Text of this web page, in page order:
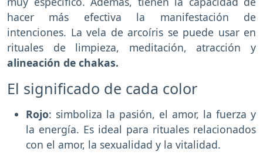
hacer más efectiva la manifestación de
intenciones. La vela de arcoíris se puede usar en
rituales de limpieza, meditación, atracción y
alineación de chakas.
El significado de cada color
Rojo: simboliza la pasión, el amor, la fuerza y
la energía. Es ideal para rituales relacionados
con el amor, la sexualidad y la vitalidad.